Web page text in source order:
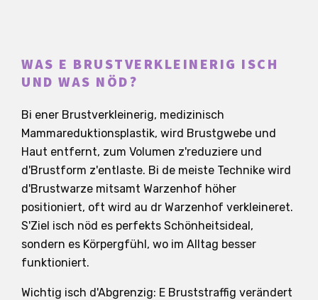
WAS E BRUSTVERKLEINERIG ISCH
UND WAS NÖD?
Bi ener Brustverkleinerig, medizinisch
Mammareduktionsplastik, wird Brustgwebe und
Haut entfernt, zum Volumen z'reduziere und
d'Brustform z'entlaste. Bi de meiste Technike wird
d'Brustwarze mitsamt Warzenhof höher
positioniert, oft wird au dr Warzenhof verkleineret.
S'Ziel isch nöd es perfekts Schönheitsideal,
sondern es Körpergfühl, wo im Alltag besser
funktioniert.
Wichtig isch d'Abgrenzig: E Bruststraffig verändert